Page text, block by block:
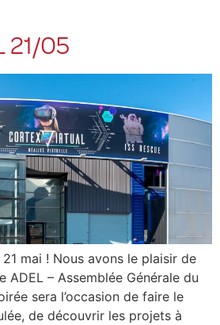
21/05
21 mai ! Nous avons le plaisir de
ADEL – Assemblée Générale du
sera l’occasion de faire le
de découvrir les projets à